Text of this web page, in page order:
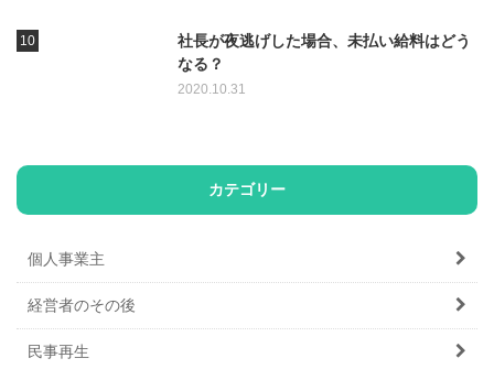
社長が夜逃げした場合、未払い給料はどう
なる？
2020.10.31
カテゴリー
個人事業主
経営者のその後
民事再生